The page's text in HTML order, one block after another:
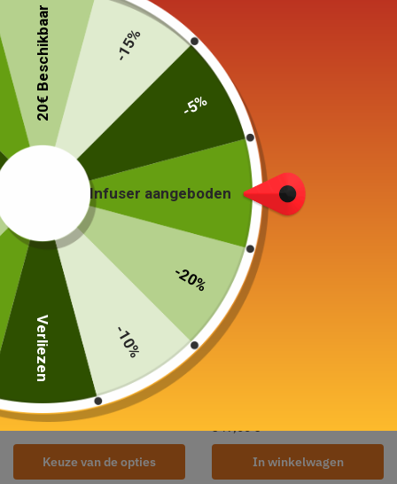
Theepot 90-150ml
55,00
Keuze van de opties
165,00
Keramische ketel
Schroot 800ml-1L
129,00 229,00
Keuze van de opties
Waterkoker in Fonte
Tetsubin Nr. geëmailleerd
In winkelwagen
Infuser aangeboden
-20%
-10%
Verliezen
20€ Beschikbaar -15%
-5%